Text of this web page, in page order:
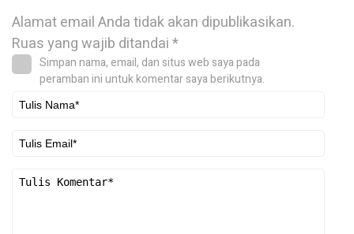
Alamat email Anda tidak akan dipublikasikan.
Ruas yang wajib ditandai*
Simpan nama, email, dan situs web saya pada
peramban ini untuk komentar saya berikutnya.